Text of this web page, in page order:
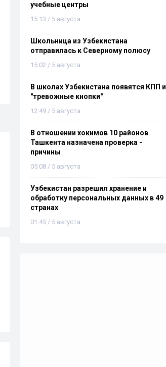
учебные центры
15:13 / 5 августа
Школьница из Узбекистана
отправилась к Северному полюсу
15:02 / 5 августа
В школах Узбекистана появятся КПП и
"тревожные кнопки"
12:49 / 5 августа
В отношении хокимов 10 районов
Ташкента назначена проверка -
причины
05:08 / 5 августа
Узбекистан разрешил хранение и
обработку персональных данных в 49
странах
01:45 / 5 августа